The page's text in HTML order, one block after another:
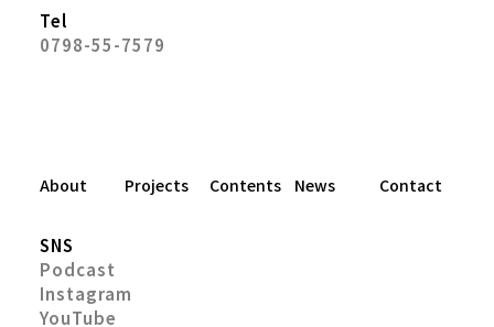
Tel
0798-55-7579
About Projects Contents News Contact
SNS
Podcast
Instagram
YouTube